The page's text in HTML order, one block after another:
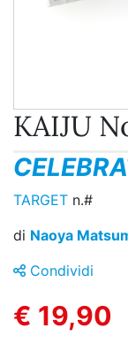
KAIJU
TARGET n.#
di Naoya
Condividi
€ 19,90